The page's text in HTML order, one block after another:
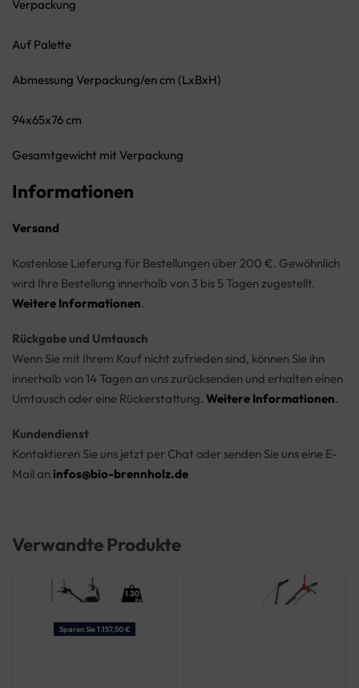
Verpackung
Auf Palette
Abmessung Verpackung/en cm (LxBxH)
94x65x76 cm
Gesamtgewicht mit Verpackung
Informationen
Versand
Kostenlose Lieferung für Bestellungen über 200 €. Gewöhnlich
wird Ihre Bestellung innerhalb von 3 bis 5 Tagen zugestellt.
Weitere Informationen.
Rückgabe und Umtausch
Wenn Sie mit Ihrem Kauf nicht zufrieden sind, können Sie ihn
innerhalb von 14 Tagen an uns zurücksenden und erhalten einen
Umtausch oder eine Rückerstattung. Weitere Informationen.
Kundendienst
Kontaktieren Sie uns jetzt per Chat oder senden Sie uns eine E-
Mail an infos@bio-brennholz.de
Verwandte Produkte
Sparen Sie 1.157,50 €